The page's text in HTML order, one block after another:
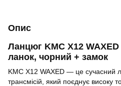
Опис
Ланцюг KMC X12
ланок, чорний + замок
KMC X12 WAXED — це сучасний
трансмісій, який поєднує високу